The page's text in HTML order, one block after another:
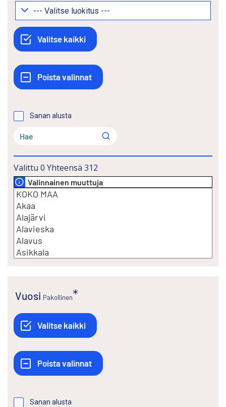
Sanan alusta
Valittu 0 Yhteensä 312
Valinnainen muuttuja
Vuosi Pakollinen
Sanan alusta